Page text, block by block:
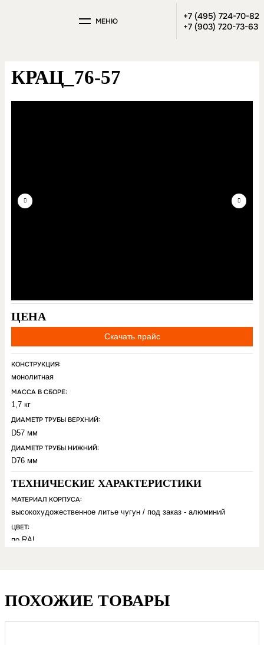
МЕНЮ
+7 (495) 724-70-82
+7 (903) 720-73-63
КРАЦ_76-57
ЦЕНА
Скачать прайс
КОНСТРУКЦИЯ:
монолитная
МАССА В СБОРЕ:
1,7 кг
ДИАМЕТР ТРУБЫ ВЕРХНИЙ:
D57 мм
ДИАМЕТР ТРУБЫ НИЖНИЙ:
D76 мм
ТЕХНИЧЕСКИЕ ХАРАКТЕРИСТИКИ
МАТЕРИАЛ КОРПУСА:
высокохудожественное литье чугун / под заказ - алюминий
ЦВЕТ:
по RAL
ПОХОЖИЕ ТОВАРЫ